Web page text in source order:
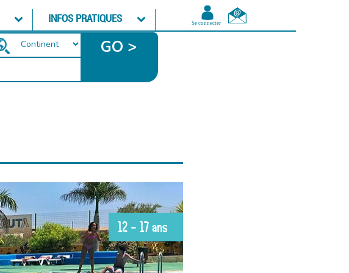
INFOS PRATIQUES
GO >
12 - 17 ans